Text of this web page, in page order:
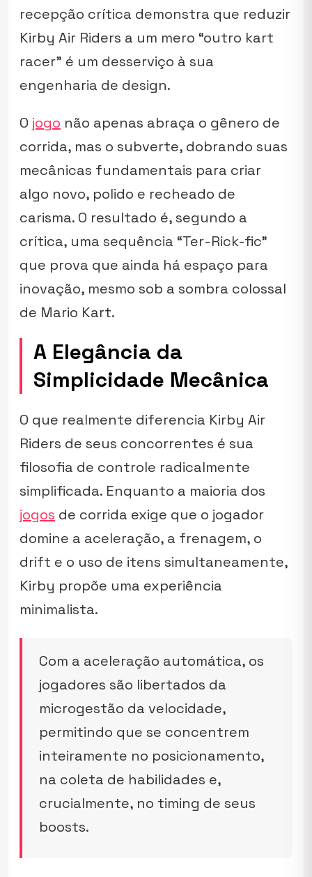
recepção crítica demonstra que reduzir
Kirby Air Riders a um mero “outro kart
racer” é um desserviço à sua
engenharia de design.
O jogo não apenas abraça o gênero de
corrida, mas o subverte, dobrando suas
mecânicas fundamentais para criar
algo novo, polido e recheado de
carisma. O resultado é, segundo a
crítica, uma sequência “Ter-Rick-fic”
que prova que ainda há espaço para
inovação, mesmo sob a sombra colossal
de Mario Kart.
A Elegância da
Simplicidade Mecânica
O que realmente diferencia Kirby Air
Riders de seus concorrentes é sua
filosofia de controle radicalmente
simplificada. Enquanto a maioria dos
jogos de corrida exige que o jogador
domine a aceleração, a frenagem, o
drift e o uso de itens simultaneamente,
Kirby propõe uma experiência
minimalista.
Com a aceleração automática, os
jogadores são libertados da
microgestão da velocidade,
permitindo que se concentrem
inteiramente no posicionamento,
na coleta de habilidades e,
crucialmente, no timing de seus
boosts.